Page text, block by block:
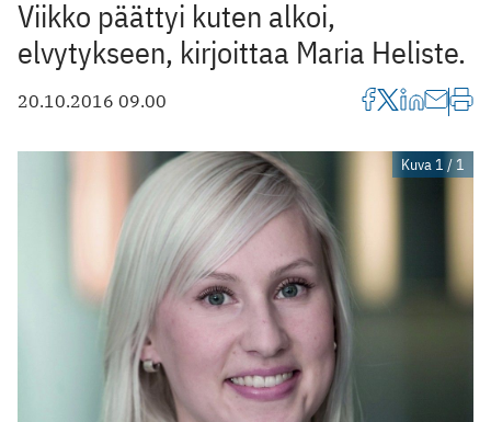
Viikko päättyi kuten alkoi,
elvytykseen, kirjoittaa Maria Heliste.
20.10.2016 09.00
Kuva 1 / 1